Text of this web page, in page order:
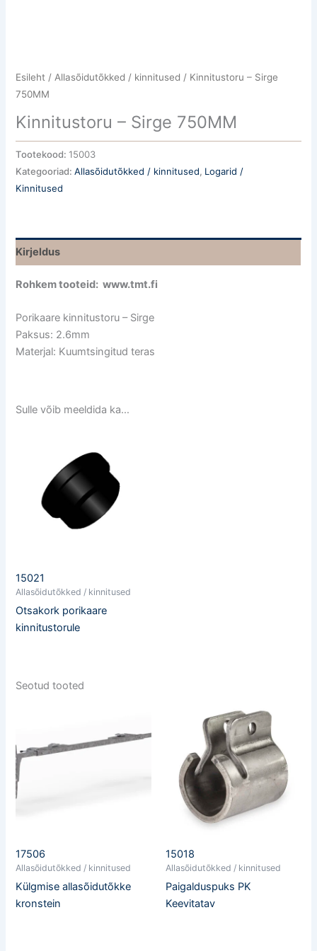
Esileht /Allasõidutõkked / kinnitused / Kinnitustoru – Sirge
750MM
Kinnitustoru – Sirge 750MM
Tootekood:15003
Kategooriad:Allasõidutõkked / kinnitused, Logarid /
Kinnitused
Kirjeldus
Rohkem tooteid: www.tmt.fi
Porikaare kinnitustoru – Sirge
Paksus: 2.6mm
Materjal: Kuumtsingitud teras
Sulle võib meeldida ka…
15021
Allasõidutõkked / kinnitused
Otsakork porikaare
kinnitustorule
Seotud tooted
17506
Allasõidutõkked / kinnitused
Külgmise allasõidutõkke
kronstein
15018
Allasõidutõkked / kinnitused
Paigalduspuks PK
Keevitatav